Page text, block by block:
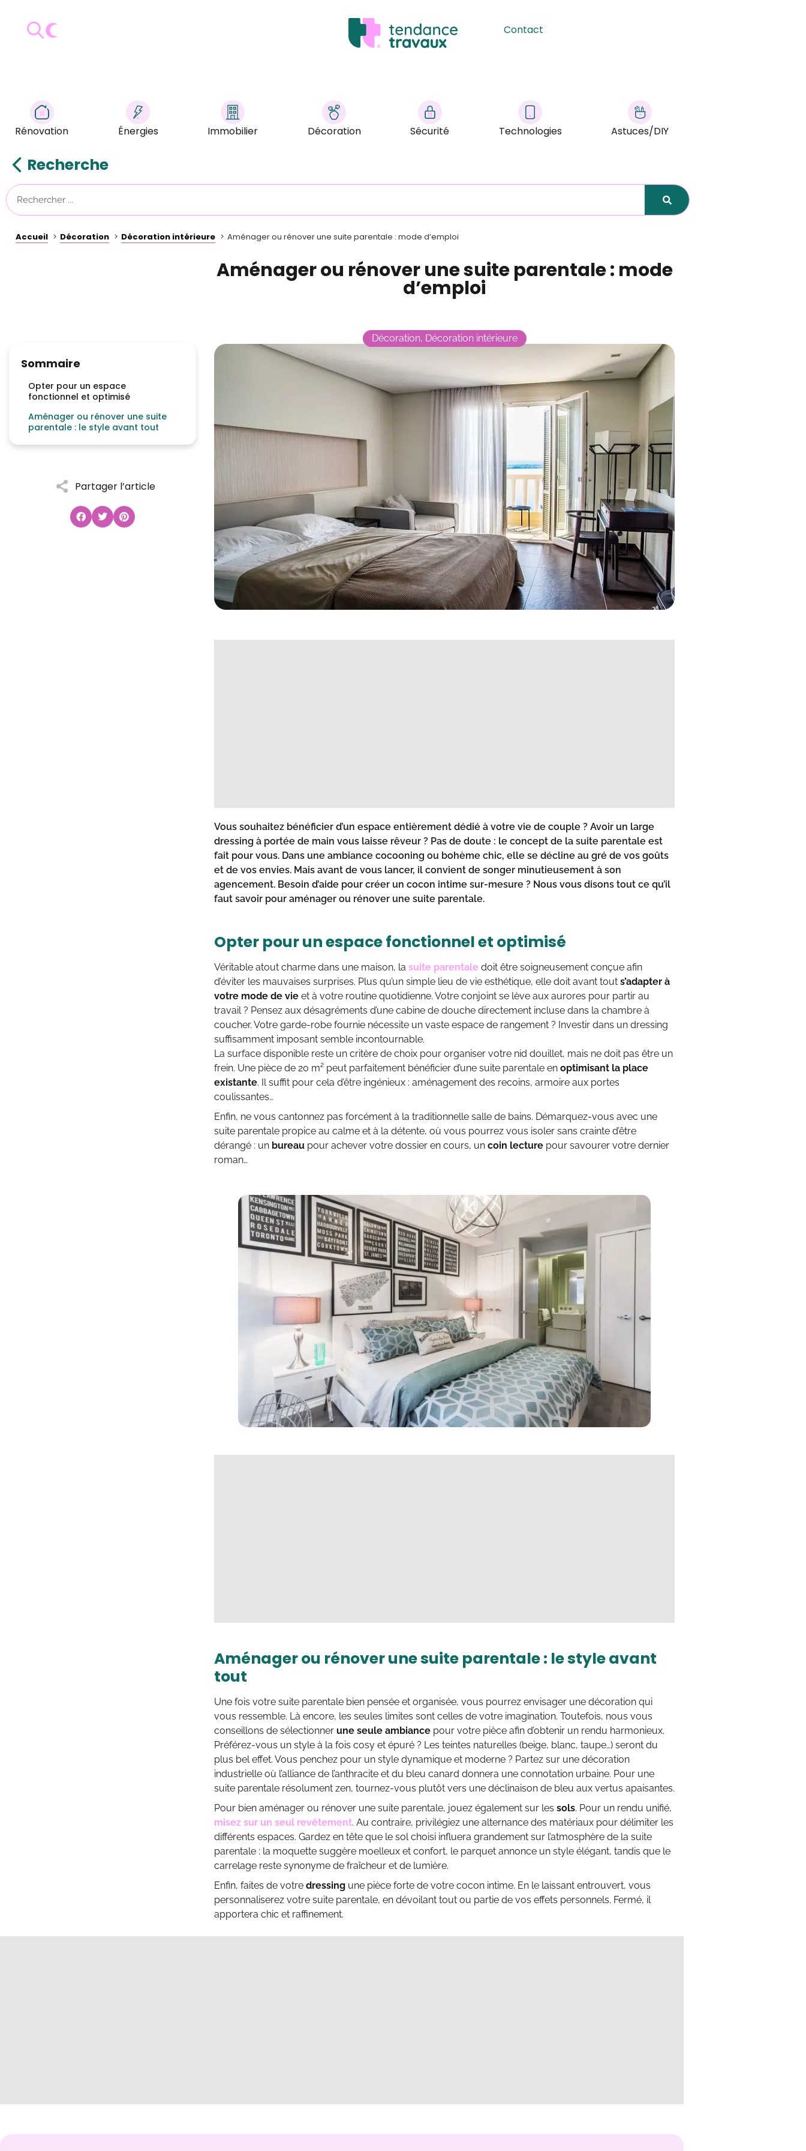
Contact
Rénovation Énergies Immobilier Décoration Sécurité Technologies Astuces/DIY
Recherche
Accueil Décoration Décoration intérieure Aménager ou rénover une suite parentale : mode d’emploi
Sommaire
Opter pour un espace
fonctionnel et optimisé
Aménager ou rénover une suite
parentale : le style avant tout
Partager l’article
Aménager ou rénover une suite parentale : mode
d’emploi
Décoration, Décoration intérieure
Vous souhaitez bénéficier d’un espace entièrement dédié à votre vie de couple ? Avoir un large
dressing à portée de main vous laisse rêveur ? Pas de doute : le concept de la suite parentale est
fait pour vous. Dans une ambiance cocooning ou bohème chic, elle se décline au gré de vos goûts
et de vos envies. Mais avant de vous lancer, il convient de songer minutieusement à son
agencement. Besoin d’aide pour créer un cocon intime sur-mesure ? Nous vous disons tout ce qu’il
faut savoir pour aménager ou rénover une suite parentale.
Opter pour un espace fonctionnel et optimisé
Véritable atout charme dans une maison, la suite parentale doit être soigneusement conçue afin
d’éviter les mauvaises surprises. Plus qu’un simple lieu de vie esthétique, elle doit avant tout s’adapter à
votre mode de vie et à votre routine quotidienne. Votre conjoint se lève aux aurores pour partir au
travail ? Pensez aux désagréments d’une cabine de douche directement incluse dans la chambre à
coucher. Votre garde-robe fournie nécessite un vaste espace de rangement ? Investir dans un dressing
suffisamment imposant semble incontournable.
La surface disponible reste un critère de choix pour organiser votre nid douillet, mais ne doit pas être un
frein. Une pièce de 20 m² peut parfaitement bénéficier d’une suite parentale en optimisant la place
existante. Il suffit pour cela d’être ingénieux : aménagement des recoins, armoire aux portes
coulissantes…
Enfin, ne vous cantonnez pas forcément à la traditionnelle salle de bains. Démarquez-vous avec une
suite parentale propice au calme et à la détente, où vous pourrez vous isoler sans crainte d’être
dérangé : un bureau pour achever votre dossier en cours, un coin lecture pour savourer votre dernier
roman…
Aménager ou rénover une suite parentale : le style avant
tout
Une fois votre suite parentale bien pensée et organisée, vous pourrez envisager une décoration qui
vous ressemble. Là encore, les seules limites sont celles de votre imagination. Toutefois, nous vous
conseillons de sélectionner une seule ambiance pour votre pièce afin d’obtenir un rendu harmonieux.
Préférez-vous un style à la fois cosy et épuré ? Les teintes naturelles (beige, blanc, taupe…) seront du
plus bel effet. Vous penchez pour un style dynamique et moderne ? Partez sur une décoration
industrielle où l’alliance de l’anthracite et du bleu canard donnera une connotation urbaine. Pour une
suite parentale résolument zen, tournez-vous plutôt vers une déclinaison de bleu aux vertus apaisantes.
Pour bien aménager ou rénover une suite parentale, jouez également sur les sols. Pour un rendu unifié,
misez sur un seul revêtement. Au contraire, privilégiez une alternance des matériaux pour délimiter les
différents espaces. Gardez en tête que le sol choisi influera grandement sur l’atmosphère de la suite
parentale : la moquette suggère moelleux et confort, le parquet annonce un style élégant, tandis que le
carrelage reste synonyme de fraîcheur et de lumière.
Enfin, faites de votre dressing une pièce forte de votre cocon intime. En le laissant entrouvert, vous
personnaliserez votre suite parentale, en dévoilant tout ou partie de vos effets personnels. Fermé, il
apportera chic et raffinement.